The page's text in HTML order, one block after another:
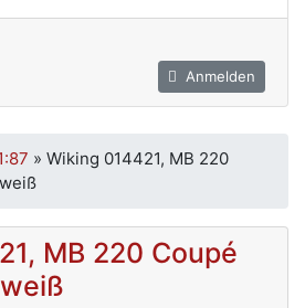
Anmelden
» Wiking 014421, MB 220
MB 220 Coupé